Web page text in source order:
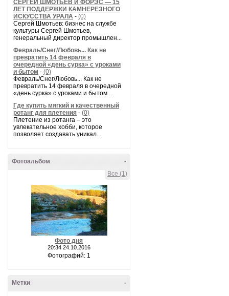
СЕРГЕЙ ШМОТЬЕВ И ФОРЭС — 15
ЛЕТ ПОДДЕРЖКИ КАМНЕРЕЗНОГО
ИСКУССТВА УРАЛА - (0)
Сергей Шмотьев: бизнес на службе
культуры Сергей Шмотьев,
генеральный директор промышлен...
Февраль/Снег/Любовь... Как не
превратить 14 февраля в
очередной «день сурка» с уроками
и бытом - (0)
Февраль/Снег/Любовь... Как не
превратить 14 февраля в очередной
«день сурка» с уроками и бытом ...
Где купить мягкий и качественный
ротанг для плетения - (0)
Плетение из ротанга – это
увлекательное хобби, которое
позволяет создавать уникал...
-
Фотоальбом
Все (1)
Фото дня
20:34 24.10.2016
Фотографий: 1
-
Метки